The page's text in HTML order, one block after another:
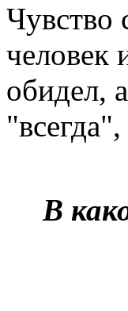
Чувство
человек
обидел,
В